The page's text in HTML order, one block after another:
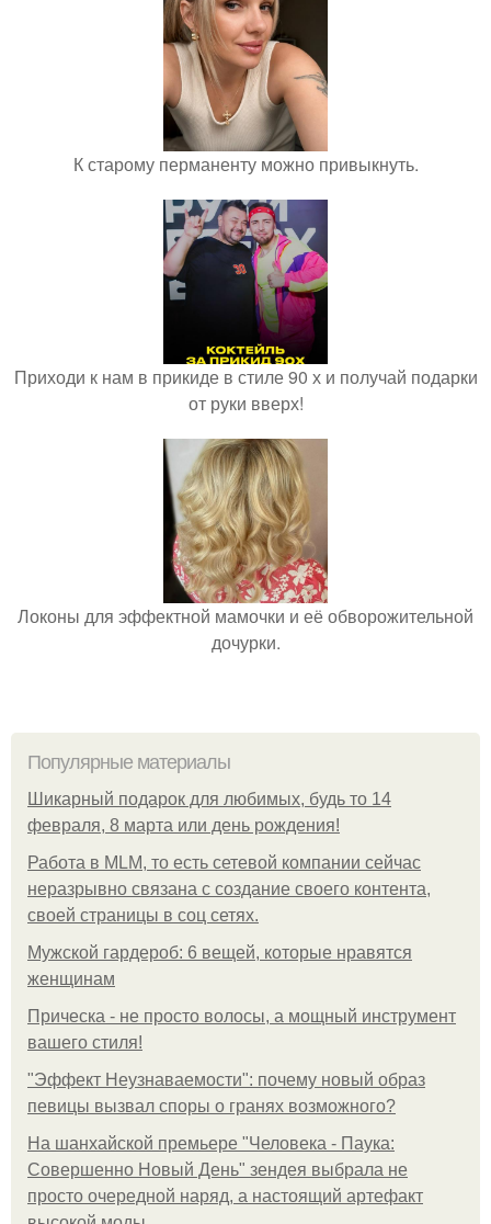
К старому перманенту можно привыкнуть.
Приходи к нам в прикиде в стиле 90 х и получай подарки
от руки вверх!
Локоны для эффектной мамочки и её обворожительной
дочурки.
Популярные материалы
Шикарный подарок для любимых, будь то 14
февраля, 8 марта или день рождения!
Работа в MLM, то есть сетевой компании сейчас
неразрывно связана с создание своего контента,
своей страницы в соц сетях.
Мужской гардероб: 6 вещей, которые нравятся
женщинам
Прическа - не просто волосы, а мощный инструмент
вашего стиля!
"Эффект Неузнаваемости": почему новый образ
певицы вызвал споры о гранях возможного?
На шанхайской премьере "Человека - Паука:
Совершенно Новый День" зендея выбрала не
просто очередной наряд, а настоящий артефакт